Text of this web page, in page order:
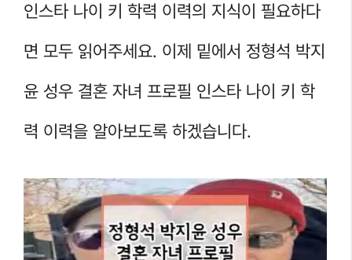
인스타 나이 키 학력 이력의 지식이 필요하다
면 모두 읽어주세요. 이제 밑에서 정형석 박지
윤 성우 결혼 자녀 프로필 인스타 나이 키 학
력 이력을 알아보도록 하겠습니다.